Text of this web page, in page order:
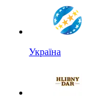
Україна